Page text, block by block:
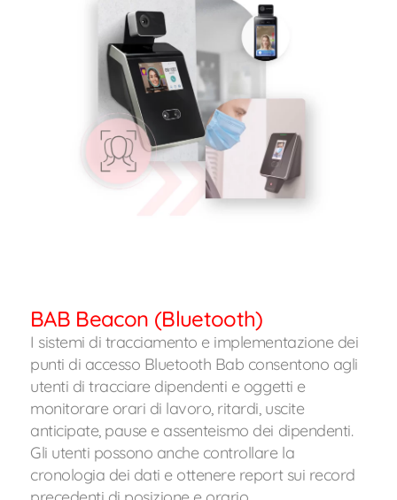
BAB Beacon (Bluetooth)
I sistemi di tracciamento e implementazione dei
punti di accesso Bluetooth Bab consentono agli
utenti di tracciare dipendenti e oggetti e
monitorare orari di lavoro, ritardi, uscite
anticipate, pause e assenteismo dei dipendenti.
Gli utenti possono anche controllare la
cronologia dei dati e ottenere report sui record